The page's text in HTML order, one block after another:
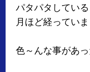
パタパタしてい
月ほど経っていま
色～んな事があっ